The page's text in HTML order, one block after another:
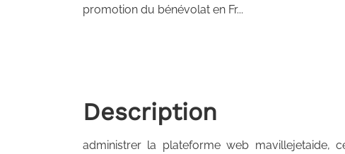
promotion du bénévolat en Fr...
Description
administrer la plateforme web mavillejetaide,